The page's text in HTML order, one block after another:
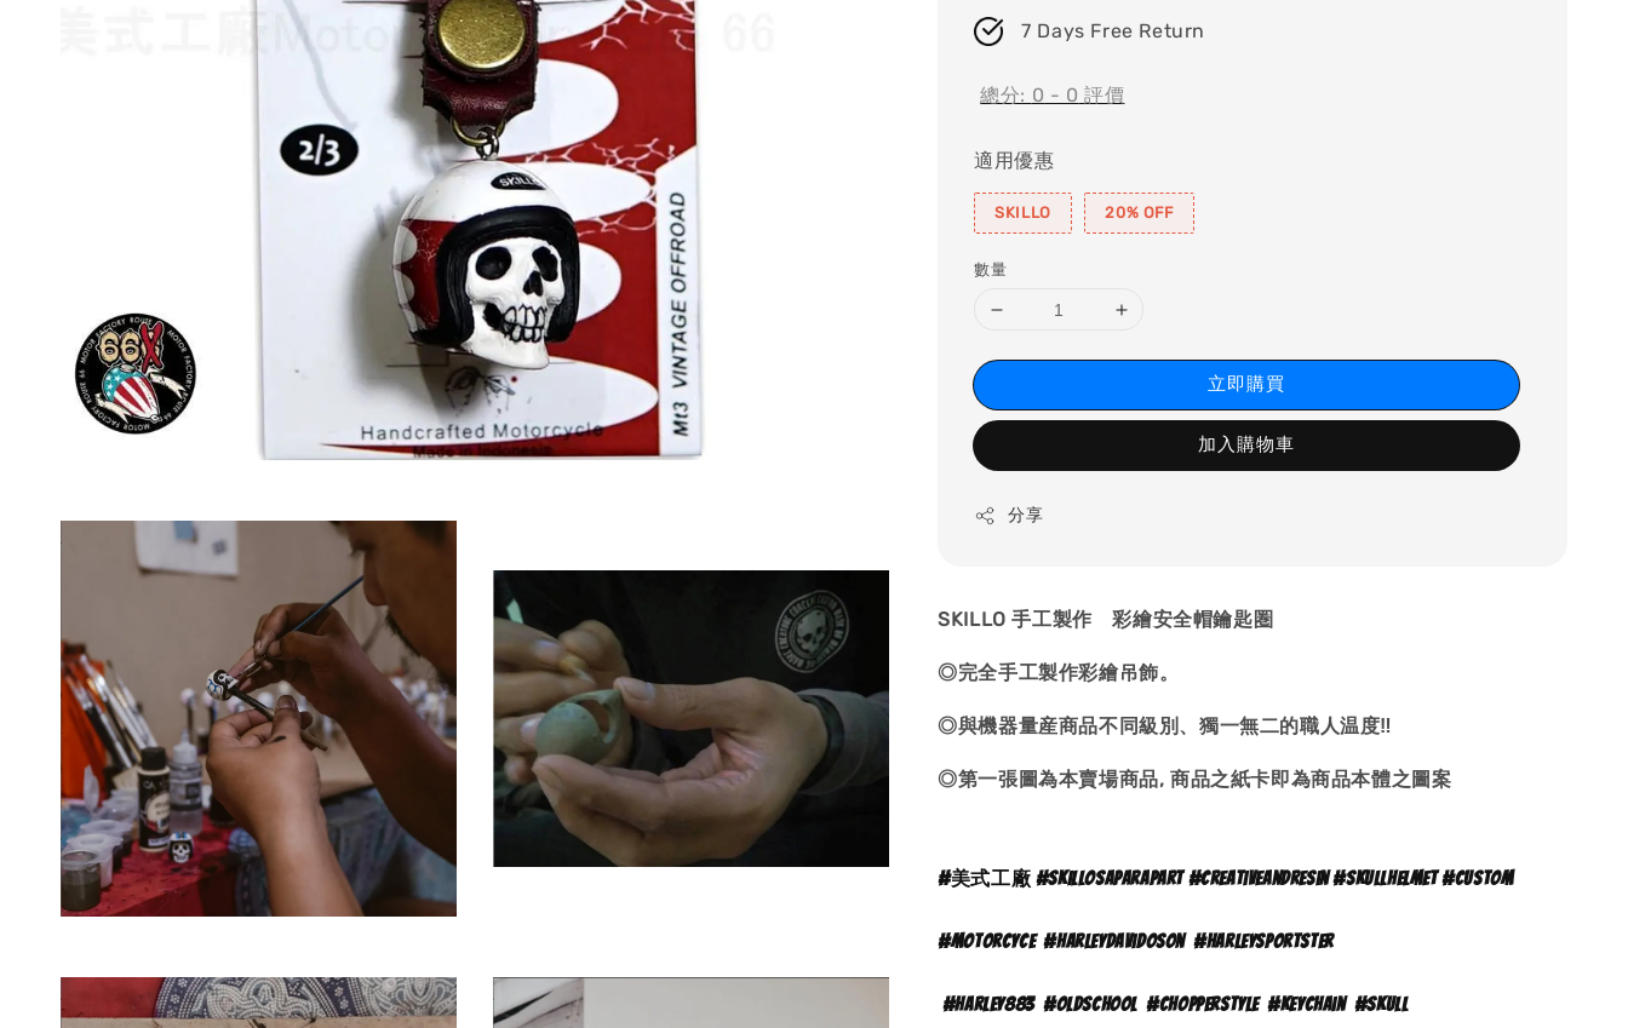
7 Days Free Return
總分: 0 - 0 評價
適用優惠
SKILLO 20% OFF
數量
立即購買
加入購物車
分享
SKILLO 手工製作 彩繪安全帽鑰匙圏
◎完全手工製作彩繪吊飾。
◎與機器量産商品不同級別、獨一無二的職人温度‼
◎第一張圖為本賣場商品, 商品之紙卡即為商品本體之 圖案
#美式工廠 #skillosaparapart #creativeandresin #skullhelmet #custom
#motorcyce#harleydavidoson #harleysportster
#harley883 #oldschool #chopperstyle #keychain #skull